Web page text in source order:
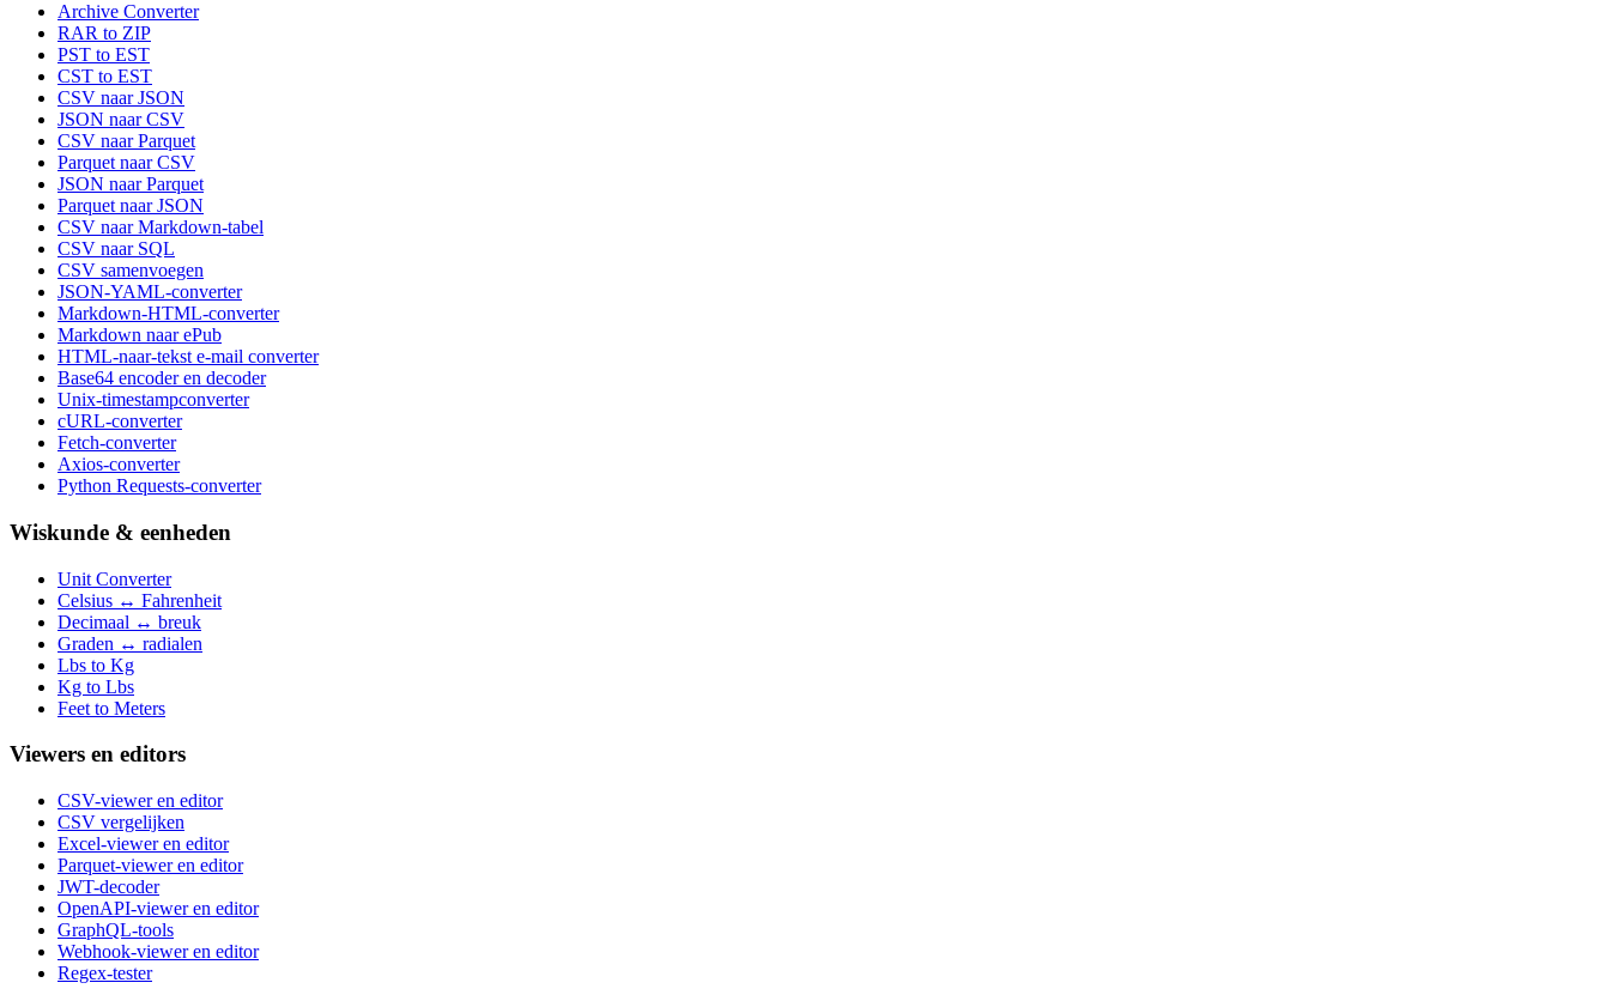
Archive Converter
RAR to ZIP
PST to EST
CST to EST
CSV naar JSON
JSON naar CSV
CSV naar Parquet
Parquet naar CSV
JSON naar Parquet
Parquet naar JSON
CSV naar Markdown-tabel
CSV naar SQL
CSV samenvoegen
JSON-YAML-converter
Markdown-HTML-converter
Markdown naar ePub
HTML-naar-tekst e-mail converter
Base64 encoder en decoder
Unix-timestampconverter
cURL-converter
Fetch-converter
Axios-converter
Python Requests-converter
Wiskunde & eenheden
Unit Converter
Celsius ↔ Fahrenheit
Decimaal ↔ breuk
Graden ↔ radialen
Lbs to Kg
Kg to Lbs
Feet to Meters
Viewers en editors
CSV-viewer en editor
CSV vergelijken
Excel-viewer en editor
Parquet-viewer en editor
JWT-decoder
OpenAPI-viewer en editor
GraphQL-tools
Webhook-viewer en editor
Regex-tester